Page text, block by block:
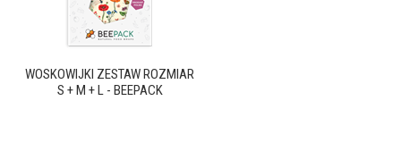
WOSKOWIJKI ZESTAW ROZMIAR
S + M + L - BEEPACK